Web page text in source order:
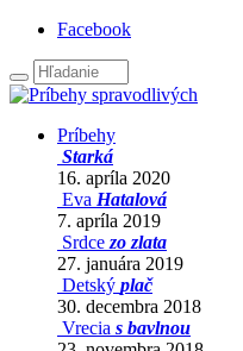
Facebook
Príbehy
Starká
16. apríla 2020
Eva Hatalová
7. apríla 2019
Srdce zo zlata
27. januára 2019
Detský plač
30. decembra 2018
Vrecia s bavlnou